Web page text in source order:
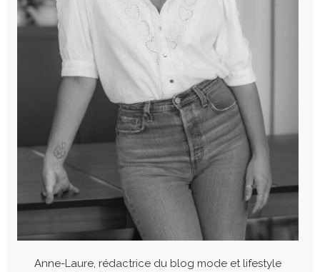
Anne-Laure, rédactrice du blog mode et lifestyle